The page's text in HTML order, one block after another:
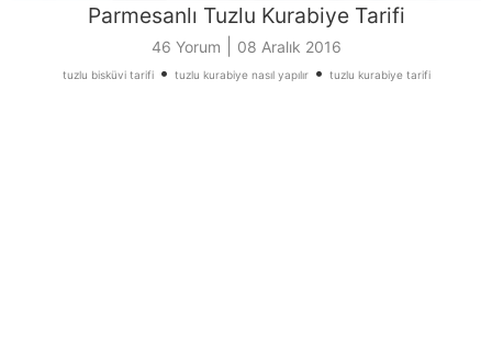
Parmesanlı Tuzlu Kurabiye Tarifi
46 Yorum 08 Aralık 2016
tuzlu bisküvi tarifi• tuzlu kurabiye nasıl yapılır• tuzlu kurabiye tarifi